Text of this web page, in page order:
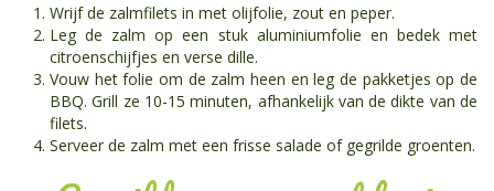
Wrijf de zalmfilets in met olijfolie, zout en peper.
Leg de zalm op een stuk aluminiumfolie en bedek met
citroenschijfjes en verse dille.
Vouw het folie om de zalm heen en leg de pakketjes op de
BBQ. Grill ze 10-15 minuten, afhankelijk van de dikte van de
filets.
Serveer de zalm met een frisse salade of gegrilde groenten.